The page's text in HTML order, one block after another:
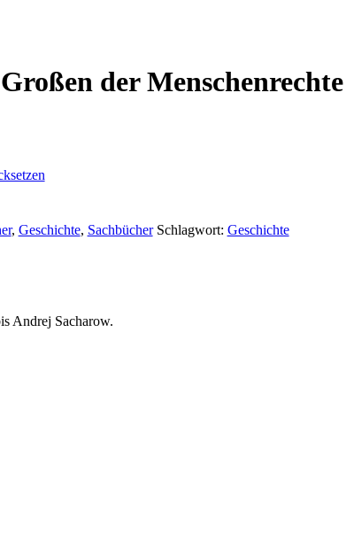
der Menschenrechte
, Geschichte, Sachbücher Schlagwort: Geschichte
Andrej Sacharow.